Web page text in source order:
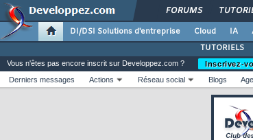
FORUMS
DI/DSI Solutions d'entreprise Cloud IA
TUTORIELS
Vous n'êtes pas encore inscrit sur Developpez.com ?
Inscrivez-
Derniers messages
Actions Réseau social Blogs